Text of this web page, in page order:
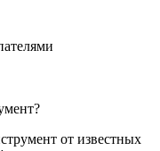
от известных